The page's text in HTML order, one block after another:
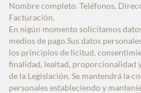
Nombre completo. Teléfonos.
Facturación.
En nigún momento solicitamos
medios de pago.Sus datos
los principios de licitud,
finalidad, lealtad, proporcionalidad
de la Legislación. Se mantendrá la
personales estableciendo y